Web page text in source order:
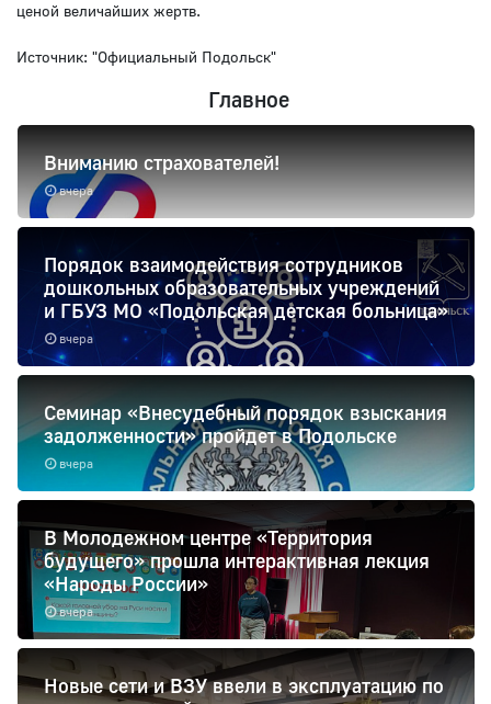
ценой величайших жертв.
Источник: "Официальный Подольск"
Главное
вчера
Вниманию страхователей!
вчера
Порядок взаимодействия сотрудников
дошкольных образовательных учреждений
и ГБУЗ МО «Подольская детская больница»
вчера
Семинар «Внесудебный порядок взыскания
задолженности» пройдет в Подольске
вчера
В Молодежном центре «Территория
будущего» прошла интерактивная лекция
«Народы России»
Новые сети и ВЗУ ввели в эксплуатацию по